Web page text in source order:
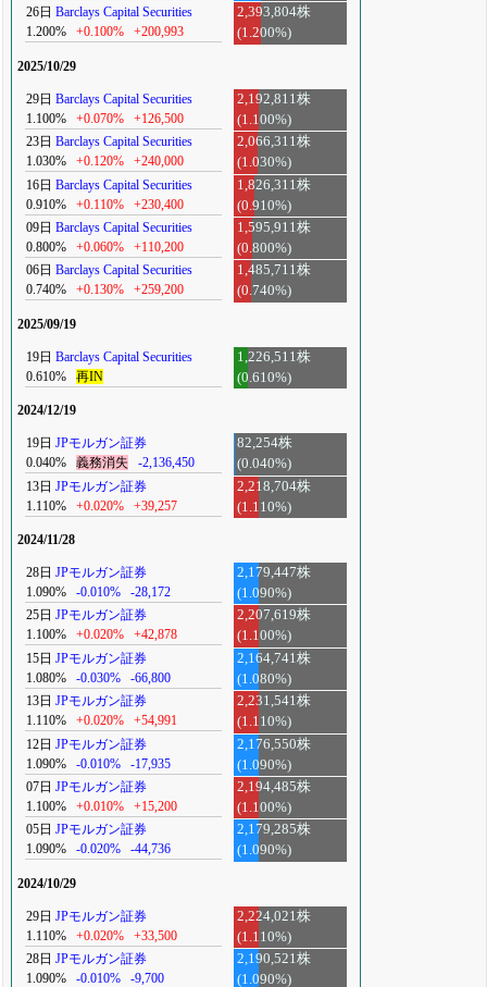
26日 Barclays Capital Securities
1.200%
+0.100% +200,993
2,393,804株
(1.200%)
2025/10/29
29日 Barclays Capital Securities
1.100%
+0.070% +126,500
2,192,811株
(1.100%)
23日 Barclays Capital Securities
1.030%
+0.120% +240,000
2,066,311株
(1.030%)
16日 Barclays Capital Securities
0.910%
+0.110% +230,400
1,826,311株
(0.910%)
09日 Barclays Capital Securities
0.800%
+0.060% +110,200
1,595,911株
(0.800%)
06日 Barclays Capital Securities
0.740%
+0.130% +259,200
1,485,711株
(0.740%)
2025/09/19
19日 Barclays Capital Securities
0.610%
再IN
1,226,511株
(0.610%)
2024/12/19
19日 JPモルガン証券
0.040%
義務消失 -2,136,450
82,254株
(0.040%)
13日 JPモルガン証券
1.110%
+0.020% +39,257
2,218,704株
(1.110%)
2024/11/28
28日 JPモルガン証券
1.090%
-0.010% -28,172
2,179,447株
(1.090%)
25日 JPモルガン証券
1.100%
+0.020% +42,878
2,207,619株
(1.100%)
15日 JPモルガン証券
1.080%
-0.030% -66,800
2,164,741株
(1.080%)
13日 JPモルガン証券
1.110%
+0.020% +54,991
2,231,541株
(1.110%)
12日 JPモルガン証券
1.090%
-0.010% -17,935
2,176,550株
(1.090%)
07日 JPモルガン証券
1.100%
+0.010% +15,200
2,194,485株
(1.100%)
05日 JPモルガン証券
1.090%
-0.020% -44,736
2,179,285株
(1.090%)
2024/10/29
29日 JPモルガン証券
1.110%
+0.020% +33,500
2,224,021株
(1.110%)
28日 JPモルガン証券
1.090%
-0.010% -9,700
2,190,521株
(1.090%)